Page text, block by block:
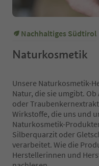
Nachhaltiges Südtirol
Naturkosmetik
Unsere Naturkosmetik-
Natur, die sie umgibt.
oder
Wirkstoffe, die uns und
Naturkosmetik-
Silberquarzit oder
verarbeitet. Wie die
Herstellerinnen und